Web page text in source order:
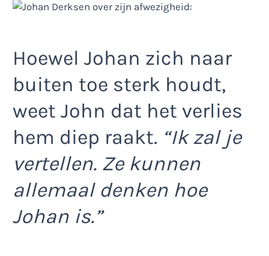
Hoewel Johan zich naar
buiten toe sterk houdt,
weet John dat het verlies
hem diep raakt. “Ik zal je
vertellen. Ze kunnen
allemaal denken hoe
Johan is.”